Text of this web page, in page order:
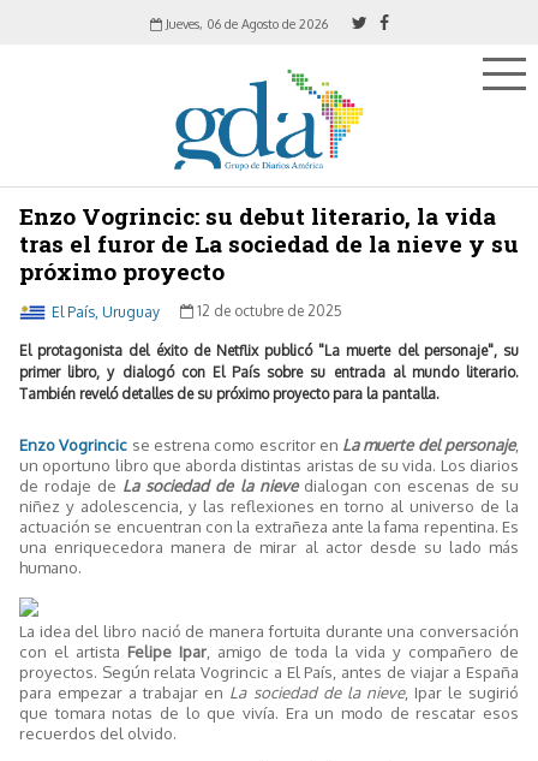
Jueves, 06 de Agosto de 2026
Enzo Vogrincic: su debut literario, la vida
tras el furor de La sociedad de la nieve y su
próximo proyecto
El País, Uruguay 12 de octubre de 2025
El protagonista del éxito de Netflix publicó "La muerte del personaje", su
primer libro, y dialogó con El País sobre su entrada al mundo literario.
También reveló detalles de su próximo proyecto para la pantalla.
Enzo Vogrincic se estrena como escritor en La muerte del personaje,
un oportuno libro que aborda distintas aristas de su vida. Los diarios
de rodaje de La sociedad de la nieve dialogan con escenas de su
niñez y adolescencia, y las reflexiones en torno al universo de la
actuación se encuentran con la extrañeza ante la fama repentina. Es
una enriquecedora manera de mirar al actor desde su lado más
humano.
La idea del libro nació de manera fortuita durante una conversación
con el artista Felipe Ipar , amigo de toda la vida y compañero de
proyectos. Según relata Vogrincic a El País, antes de viajar a España
para empezar a trabajar en La sociedad de la nieve, Ipar le sugirió
que tomara notas de lo que vivía. Era un modo de rescatar esos
recuerdos del olvido.